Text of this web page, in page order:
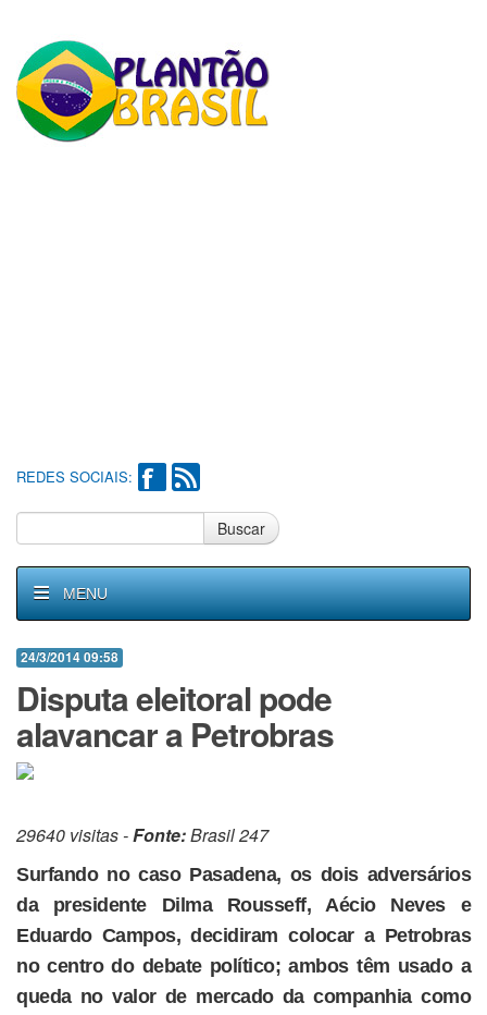
REDES SOCIAIS:
Buscar
MENU
24/3/2014 09:58
Disputa eleitoral pode
alavancar a Petrobras
29640 visitas -Fonte:Brasil 247
Surfando no caso Pasadena, os dois adversários
da presidente Dilma Rousseff, Aécio Neves e
Eduardo Campos, decidiram colocar a Petrobras
no centro do debate político; ambos têm usado a
queda no valor de mercado da companhia como